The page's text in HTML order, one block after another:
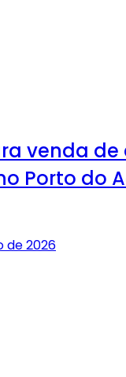
venda de
Porto do
de 2026